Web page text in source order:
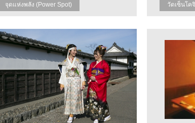
จุดแห่งพลัง (Power Spot) วัดเซ็นโคจิ